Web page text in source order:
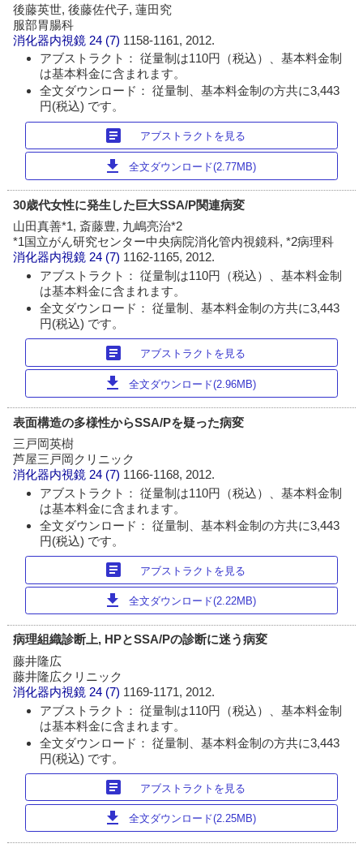
後藤英世, 後藤佐代子, 蓮田究
服部胃腸科
消化器内視鏡 24 (7) 1158-1161, 2012.
アブストラクト： 従量制は110円（税込）、基本料金制
は基本料金に含まれます。
全文ダウンロード： 従量制、基本料金制の方共に3,443
円(税込) です。
article アブストラクトを見る
download 全文ダウンロード(2.77MB)
30歳代女性に発生した巨大SSA/P関連病変
山田真善*1, 斎藤豊, 九嶋亮治*2
*1国立がん研究センター中央病院消化管内視鏡科, *2病理科
消化器内視鏡 24 (7) 1162-1165, 2012.
アブストラクト： 従量制は110円（税込）、基本料金制
は基本料金に含まれます。
全文ダウンロード： 従量制、基本料金制の方共に3,443
円(税込) です。
article アブストラクトを見る
download 全文ダウンロード(2.96MB)
表面構造の多様性からSSA/Pを疑った病変
三戸岡英樹
芦屋三戸岡クリニック
消化器内視鏡 24 (7) 1166-1168, 2012.
アブストラクト： 従量制は110円（税込）、基本料金制
は基本料金に含まれます。
全文ダウンロード： 従量制、基本料金制の方共に3,443
円(税込) です。
article アブストラクトを見る
download 全文ダウンロード(2.22MB)
病理組織診断上, HPとSSA/Pの診断に迷う病変
藤井隆広
藤井隆広クリニック
消化器内視鏡 24 (7) 1169-1171, 2012.
アブストラクト： 従量制は110円（税込）、基本料金制
は基本料金に含まれます。
全文ダウンロード： 従量制、基本料金制の方共に3,443
円(税込) です。
article アブストラクトを見る
download 全文ダウンロード(2.25MB)